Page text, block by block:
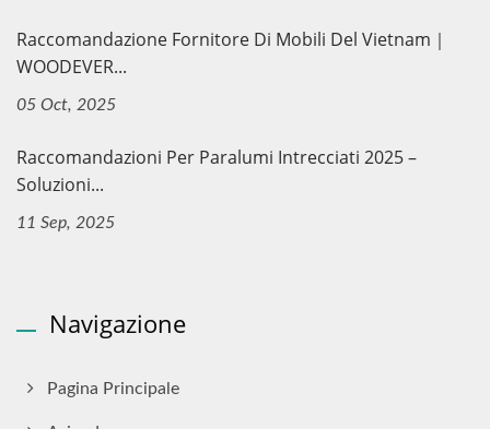
Raccomandazione Fornitore Di Mobili Del Vietnam｜
WOODEVER...
05 Oct, 2025
Raccomandazioni Per Paralumi Intrecciati 2025 –
Soluzioni...
11 Sep, 2025
Navigazione
Pagina Principale